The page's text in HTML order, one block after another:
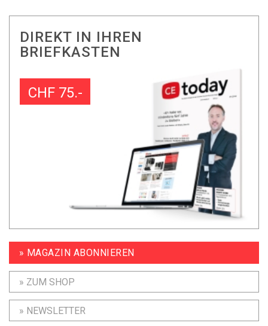
DIREKT IN IHREN
BRIEFKASTEN
CHF 75.-
» MAGAZIN ABONNIEREN
» ZUM SHOP
» NEWSLETTER